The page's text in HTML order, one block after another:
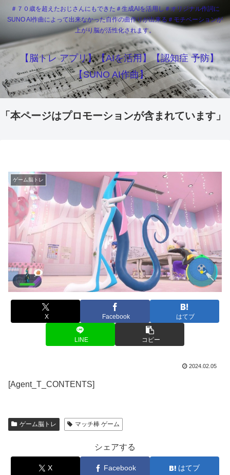
＃７０歳を超えたおじさんにもできた＃生成AIを活用し＃オリジナル作詞に
SUNO AI作曲によって出来なかった自作の曲作りが出来る＃モチベーションが
上がり脳が活性化されます。
【脳トレ アプリ】【AIを活用】【認知症 予防】
【SUNO AI作曲】
「本ページはプロモーションが含まれています」
ゲーム脳トレ
X Facebook はてブ
LINE コピー
2024.02.05
[Agent_T_CONTENTS]
ゲーム脳トレ マッチ棒 ゲーム
シェアする
X Facebook はてブ